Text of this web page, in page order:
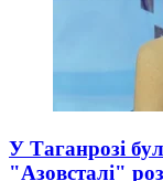
У Таганрозі
"Азовсталі"